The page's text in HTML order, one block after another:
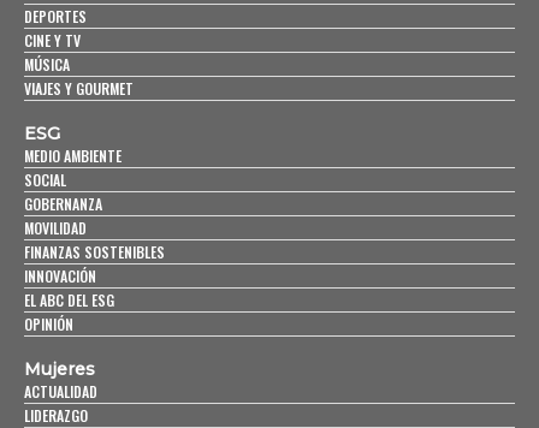
DEPORTES
CINE Y TV
MÚSICA
VIAJES Y GOURMET
ESG
MEDIO AMBIENTE
SOCIAL
GOBERNANZA
MOVILIDAD
FINANZAS SOSTENIBLES
INNOVACIÓN
EL ABC DEL ESG
OPINIÓN
Mujeres
ACTUALIDAD
LIDERAZGO